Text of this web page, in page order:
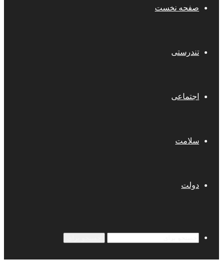
صفحه نخست
تندرستی
اجتماعی
سلامت
دولت